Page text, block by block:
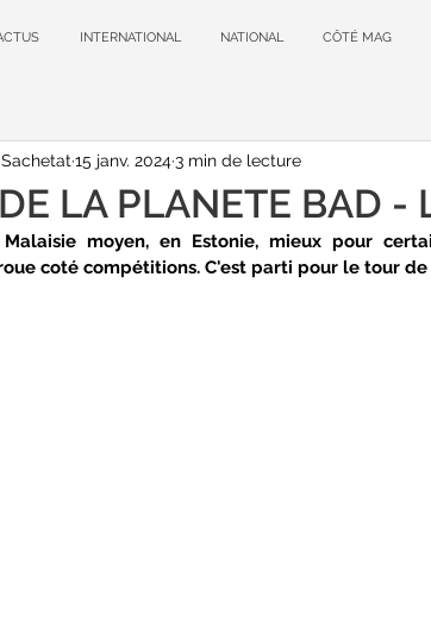
INTERNATIONAL NATIONAL CÔTÉ MAG
LA PLANETE BAD
15 janv. 20243 min de lecture
moyen, en Estonie, mieux pour
coté compétitions. C'est parti pour le tour